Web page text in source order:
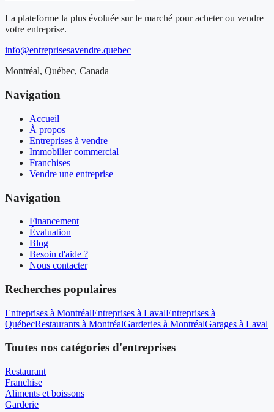
La plateforme la plus évoluée sur le marché pour acheter ou vendre
votre entreprise.
info@entreprisesavendre.quebec
Montréal, Québec, Canada
Navigation
Accueil
À propos
Entreprises à vendre
Immobilier commercial
Franchises
Vendre une entreprise
Navigation
Financement
Évaluation
Blog
Besoin d'aide ?
Nous contacter
Recherches populaires
Entreprises à MontréalEntreprises à LavalEntreprises à
QuébecRestaurants à MontréalGarderies à MontréalGarages à Laval
Toutes nos catégories d'entreprises
Restaurant
Franchise
Aliments et boissons
Garderie